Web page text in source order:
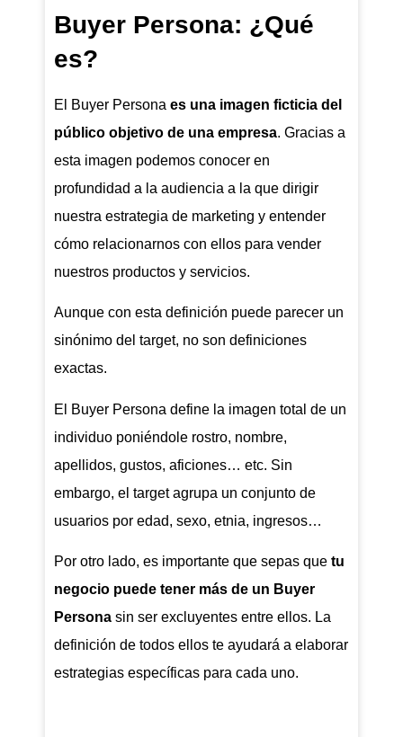
Buyer Persona: ¿Qué
es?
El Buyer Persona es una imagen ficticia del
público objetivo de una empresa. Gracias a
esta imagen podemos conocer en
profundidad a la audiencia a la que dirigir
nuestra estrategia de marketing y entender
cómo relacionarnos con ellos para vender
nuestros productos y servicios.
Aunque con esta definición puede parecer un
sinónimo del target, no son definiciones
exactas.
El Buyer Persona define la imagen total de un
individuo poniéndole rostro, nombre,
apellidos, gustos, aficiones… etc. Sin
embargo, el target agrupa un conjunto de
usuarios por edad, sexo, etnia, ingresos…
Por otro lado, es importante que sepas que tu
negocio puede tener más de un Buyer
Persona sin ser excluyentes entre ellos. La
definición de todos ellos te ayudará a elaborar
estrategias específicas para cada uno.